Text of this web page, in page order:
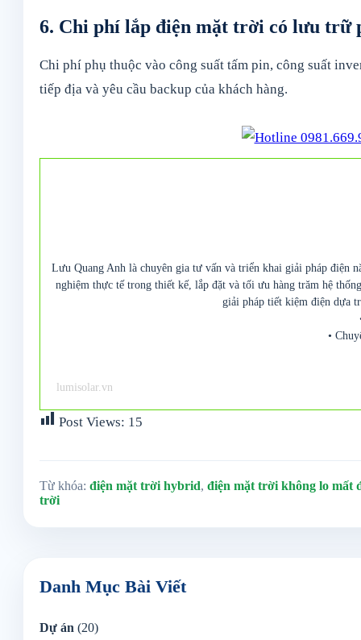
6. Chi phí lắp điện mặt trời có lưu trữ
Chi phí phụ thuộc vào công suất tấm pin, công suất
tiếp địa và yêu cầu backup của khách hàng.
Lưu Quang Anh là chuyên gia tư vấn và triển khai giải pháp điện
nghiệm thực tế trong thiết kế, lắp đặt và tối ưu hàng trăm hệ
giải pháp tiết kiệm điện dựa
•
lumisolar.vn
Post Views: 15
Từ khóa: điện mặt trời hybrid, điện mặt trời không lo mất
trời
Danh Mục Bài Viết
Dự án (20)